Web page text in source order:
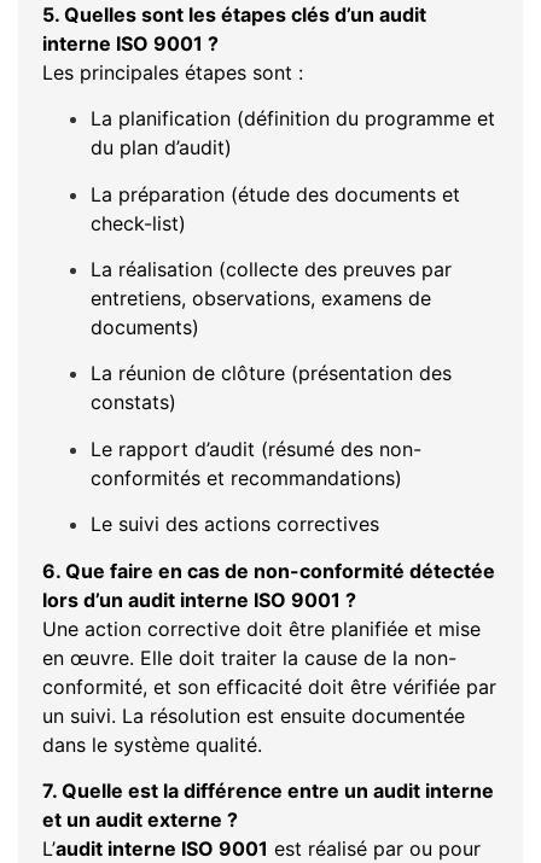
5. Quelles sont les étapes clés d’un audit
interne ISO 9001 ?
Les principales étapes sont :
La planification (définition du programme et
du plan d’audit)
La préparation (étude des documents et
check-list)
La réalisation (collecte des preuves par
entretiens, observations, examens de
documents)
La réunion de clôture (présentation des
constats)
Le rapport d’audit (résumé des non-
conformités et recommandations)
Le suivi des actions correctives
6. Que faire en cas de non-conformité détectée
lors d’un audit interne ISO 9001 ?
Une action corrective doit être planifiée et mise
en œuvre. Elle doit traiter la cause de la non-
conformité, et son efficacité doit être vérifiée par
un suivi. La résolution est ensuite documentée
dans le système qualité.
7. Quelle est la différence entre un audit interne
et un audit externe ?
L’audit interne ISO 9001 est réalisé par ou pour